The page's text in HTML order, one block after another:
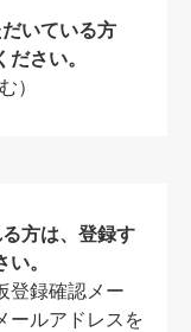
いている方
ださい。
）
方は、登録す
。
登録確認メー
ールアドレスを